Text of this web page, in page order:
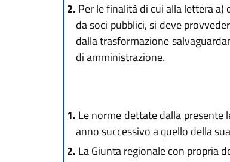
2. Per le finalità di cui alla lettera
da soci pubblici, si deve
dalla trasformazione
di amministrazione.
1. Le norme dettate dalla presente
anno successivo a quello della
2. La Giunta regionale con propria